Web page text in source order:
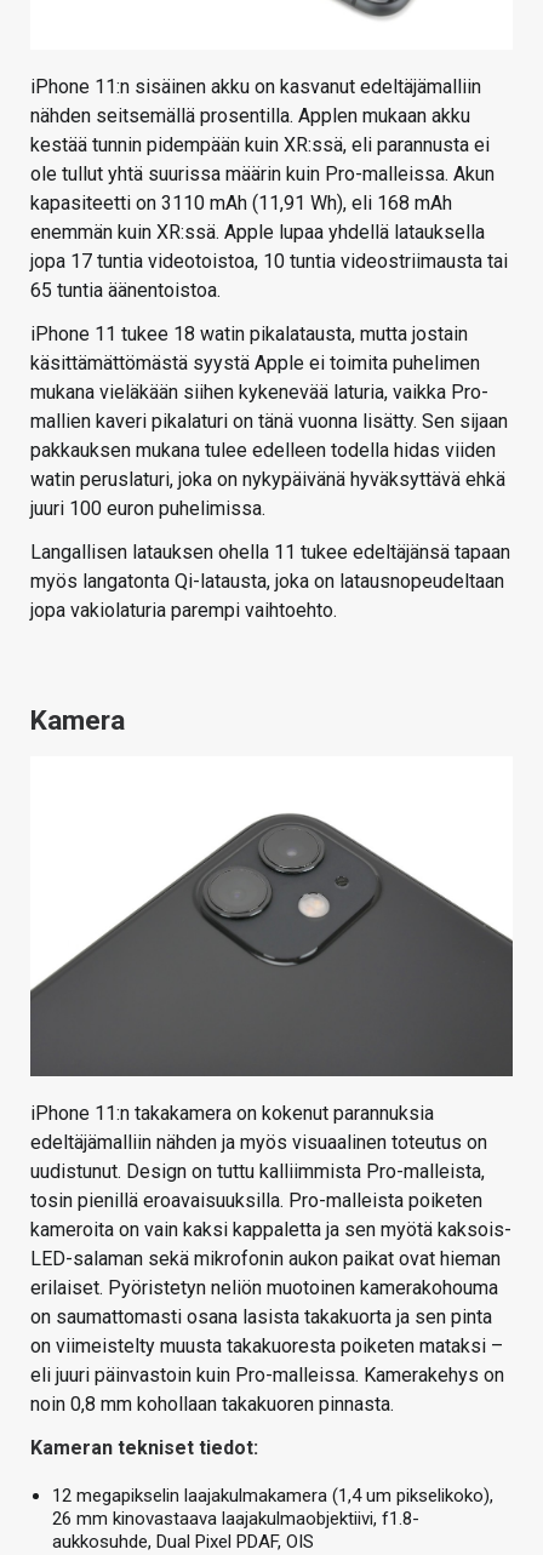
iPhone 11:n sisäinen akku on kasvanut edeltäjämalliin
nähden seitsemällä prosentilla. Applen mukaan akku
kestää tunnin pidempään kuin XR:ssä, eli parannusta ei
ole tullut yhtä suurissa määrin kuin Pro-malleissa. Akun
kapasiteetti on 3110 mAh (11,91 Wh), eli 168 mAh
enemmän kuin XR:ssä. Apple lupaa yhdellä latauksella
jopa 17 tuntia videotoistoa, 10 tuntia videostriimausta tai
65 tuntia äänentoistoa.
iPhone 11 tukee 18 watin pikalatausta, mutta jostain
käsittämättömästä syystä Apple ei toimita puhelimen
mukana vieläkään siihen kykenevää laturia, vaikka Pro-
mallien kaveri pikalaturi on tänä vuonna lisätty. Sen sijaan
pakkauksen mukana tulee edelleen todella hidas viiden
watin peruslaturi, joka on nykypäivänä hyväksyttävä ehkä
juuri 100 euron puhelimissa.
Langallisen latauksen ohella 11 tukee edeltäjänsä tapaan
myös langatonta Qi-latausta, joka on latausnopeudeltaan
jopa vakiolaturia parempi vaihtoehto.
Kamera
iPhone 11:n takakamera on kokenut parannuksia
edeltäjämalliin nähden ja myös visuaalinen toteutus on
uudistunut. Design on tuttu kalliimmista Pro-malleista,
tosin pienillä eroavaisuuksilla. Pro-malleista poiketen
kameroita on vain kaksi kappaletta ja sen myötä kaksois-
LED-salaman sekä mikrofonin aukon paikat ovat hieman
erilaiset. Pyöristetyn neliön muotoinen kamerakohouma
on saumattomasti osana lasista takakuorta ja sen pinta
on viimeistelty muusta takakuoresta poiketen mataksi –
eli juuri päinvastoin kuin Pro-malleissa. Kamerakehys on
noin 0,8 mm kohollaan takakuoren pinnasta.
Kameran tekniset tiedot:
12 megapikselin laajakulmakamera (1,4 um pikselikoko),
26 mm kinovastaava laajakulmaobjektiivi, f1.8-
aukkosuhde, Dual Pixel PDAF, OIS